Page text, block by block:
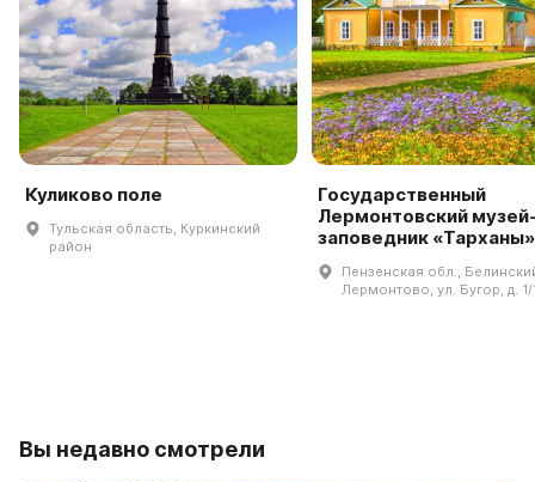
Куликово поле
Тульская область, Куркинский
район
Государственный
Лермонтовский
заповедник «Тарханы»
Пензенская обл.,
Лермонтово, ул. Бугор, д. 1/
Вы недавно смотрели